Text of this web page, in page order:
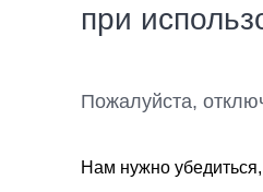
при
Пожалуйста,
Нам нужно